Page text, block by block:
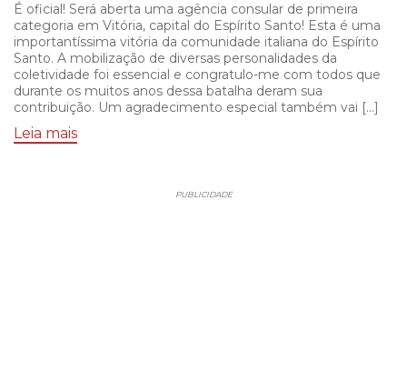
É oficial! Será aberta uma agência consular de primeira
categoria em Vitória, capital do Espírito Santo! Esta é uma
importantíssima vitória da comunidade italiana do Espírito
Santo. A mobilização de diversas personalidades da
coletividade foi essencial e congratulo-me com todos que
durante os muitos anos dessa batalha deram sua
contribuição. Um agradecimento especial também vai […]
Leia mais
PUBLICIDADE